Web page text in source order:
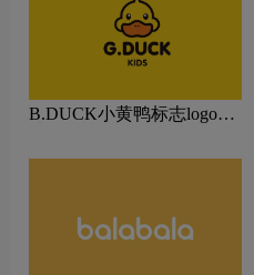
B.DUCK小黄鸭标志logo图